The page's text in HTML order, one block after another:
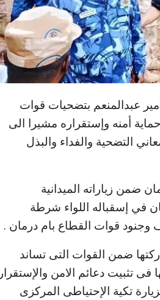
عبدالمنعم بتضحيات قوات
أمنه وإستقراره مشيرا الى
التضحية والفداء والبذل
ضمن زياراته الميدانية
في إسقباله اللواء شرطة
قوات القطاع بام درمان .
ضمن القوات التى تساند
تثبيت دعائم الامن والإستقرار
تكية الإحتياطى المركزى